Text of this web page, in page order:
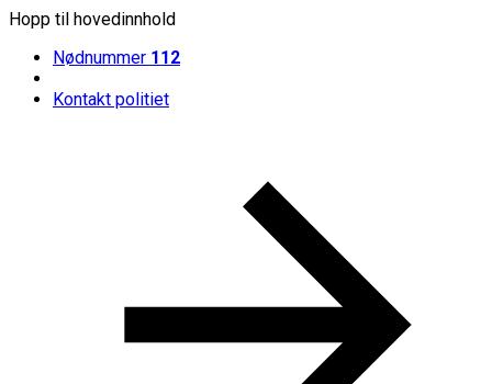
Hopp til hovedinnhold
Nødnummer 112
Kontakt politiet